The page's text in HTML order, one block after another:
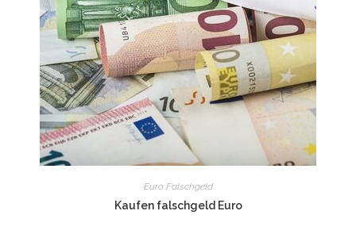
Euro Falschgeld
Kaufen falschgeld Euro